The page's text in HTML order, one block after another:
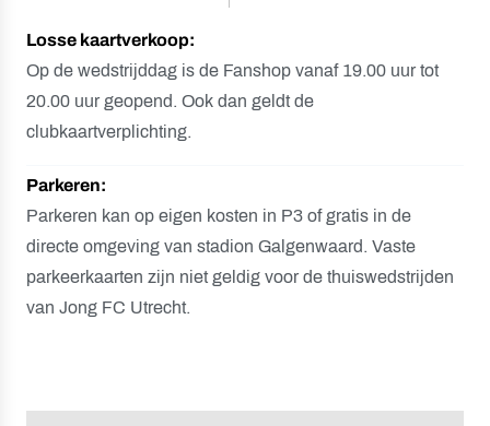
Losse kaartverkoop:
Op de wedstrijddag is de Fanshop vanaf 19.00 uur tot
20.00 uur geopend. Ook dan geldt de
clubkaartverplichting.
Parkeren:
Parkeren kan op eigen kosten in P3 of gratis in de
directe omgeving van stadion Galgenwaard. Vaste
parkeerkaarten zijn niet geldig voor de thuiswedstrijden
van Jong FC Utrecht.